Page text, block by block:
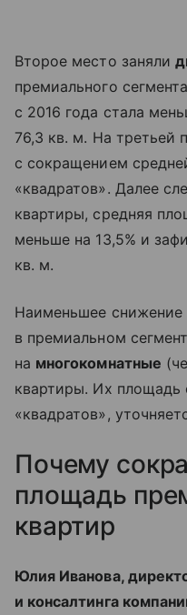
Второе место заняли
премиального
с 2016 года стала
76,3 кв. м. На третьей
с сокращением
«квадратов». Далее
квартиры, средняя
меньше на 13,5% и
кв. м.
Наименьшее
в премиальном
на многокомнатные
квартиры. Их площадь
«квадратов»,
Почему
площадь
квартир
Юлия Иванова,
и консалтинга